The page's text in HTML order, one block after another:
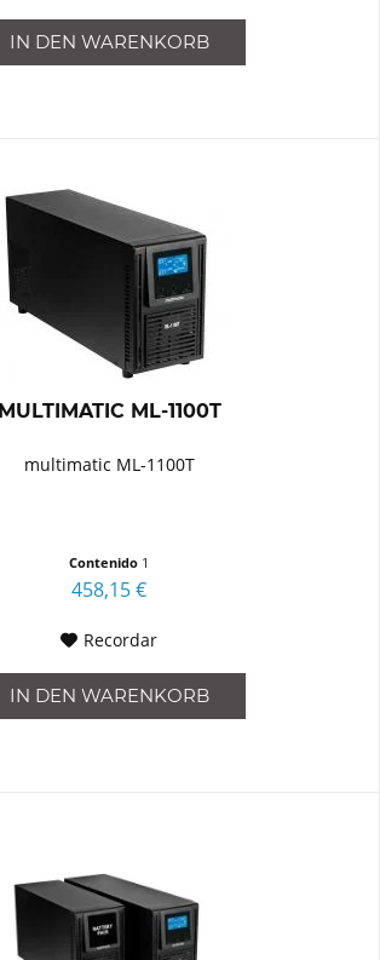
IN DEN WARENKORB
MULTIMATIC ML-1100T
multimatic ML-1100T
Contenido 1
458,15 €
Recordar
IN DEN WARENKORB